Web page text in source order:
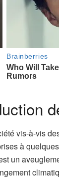
vis-à-vis
à
un